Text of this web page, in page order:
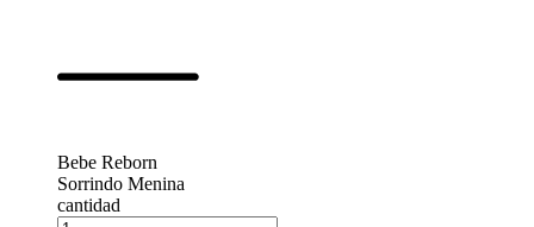
Bebe Reborn
Sorrindo Menina
cantidad